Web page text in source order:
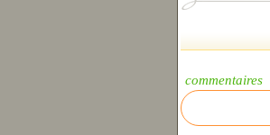
commentaires